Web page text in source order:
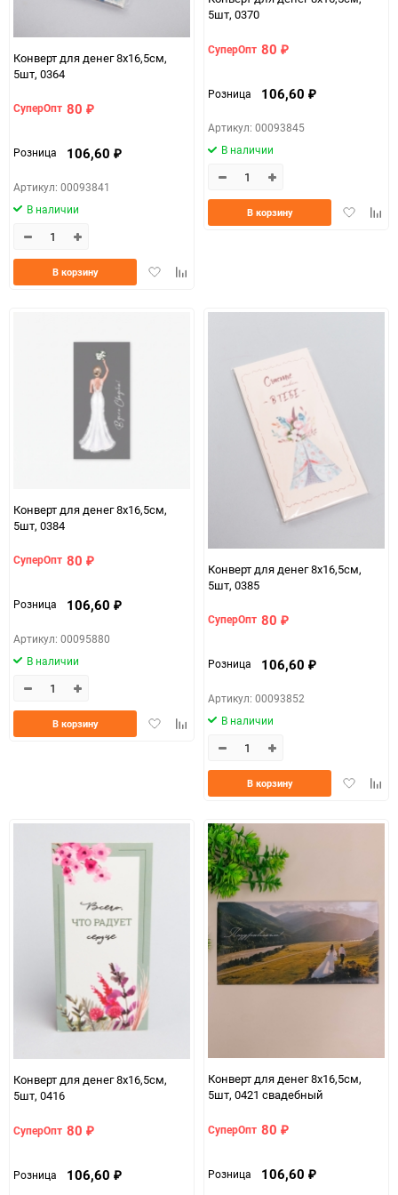
Конверт для денег 8х16,5см,
5шт, 0364
СуперОпт 80 ₽
Розница 106,60 ₽
Артикул: 00093841
В наличии
ДобавитьДобавить
В корзину
5шт, 0370
СуперОпт 80 ₽
Розница 106,60 ₽
Артикул: 00093845
В наличии
Добавить
В корзину
Конверт для денег 8х16,5см,
5шт, 0384
СуперОпт 80 ₽
Розница 106,60 ₽
Артикул: 00095880
В наличии
ДобавитьДобавить
В корзину
Конверт для денег 8х16,5см,
5шт, 0385
СуперОпт 80 ₽
Розница 106,60 ₽
Артикул: 00093852
В наличии
Добавить
В корзину
Конверт для денег 8х16,5см,
5шт, 0416
СуперОпт 80 ₽
Розница 106,60 ₽
Конверт для денег 8х16,5см,
5шт, 0421 свадебный
СуперОпт 80 ₽
Розница 106,60 ₽